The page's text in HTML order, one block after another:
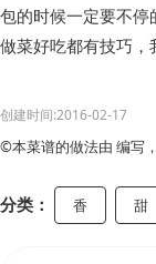
包的时候一定要不
做菜好吃都有技巧，
创建时间:2016-02-17
©本菜谱的做法由 编写
分类： 香 甜